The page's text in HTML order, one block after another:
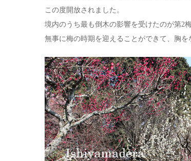
この度開放されました。
境内のうち最も倒木の影響を受けたのが第2
無事に梅の時期を迎えることができて、胸を